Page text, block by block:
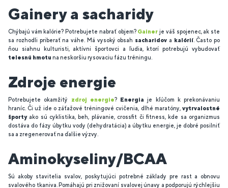
Gainery a sacharidy
Chýbajú vám kalórie? Potrebujete nabrať objem? Gainer je váš spojenec, ak ste
sa rozhodli priberať na váhe. Má vysoký obsah sacharidov a kalórií. Často po
ňou siahnu kulturisti, aktívni športovci a ľudia, ktorí potrebujú vybudovať
telesnú hmotu na neskoršiu rysovaciu fázu tréningu.
Zdroje energie
Potrebujete okamžitý zdroj energie? Energia je kľúčom k prekonávaniu
hraníc. Či už ide o záťažové tréningové cvičenia, dlhé maratóny, vytrvalostné
športyako sú cyklistika, beh, plávanie, crossfit či fitness, kde sa organizmus
dostáva do fázy úbytku vody (dehydratácia) a úbytku energie, je dobré posilniť
sa a zregenerovať na ďalšie výzvy.
Aminokyseliny/BCAA
Sú akoby stavitelia svalov, poskytujúci potrebné základy pre rast a obnovu
svalového tkaniva. Pomáhajú pri znižovaní svalovej únavy a podporujú rýchlejšiu